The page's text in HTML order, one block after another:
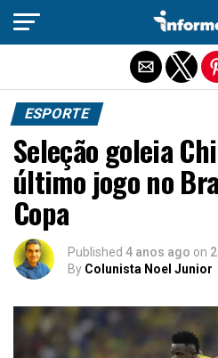
ESPORTE
Seleção goleia
último jogo no
Copa
Published 4 anos ago on
By Colunista Noel Junior
Sair da